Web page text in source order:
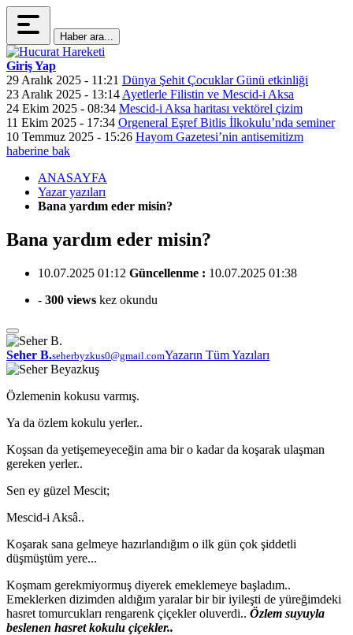
Haber ara...
Giriş Yap
29 Aralık 2025 - 11:21 Dünya Şehit Çocuklar Günü etkinliği
23 Aralık 2025 - 13:14 Ayetlerle Filistin ve Mescid-i Aksa
24 Ekim 2025 - 08:34 Mescid-i Aksa haritası vektörel çizim
11 Ekim 2025 - 17:34 Orgeneral Eşref Bitlis İlkokulu’nda seminer
10 Temmuz 2025 - 15:26 Hayom Gazetesi’nin antisemitizm
haberine bak
ANASAYFA
Yazar yazıları
Bana yardım eder misin?
Bana yardım eder misin?
10.07.2025 01:12 Güncellenme : 10.07.2025 01:38
- 300 views kez okundu
Seher B.seherbyzkus0@gmail.comYazarın Tüm Yazıları
Özlemenin kokusu varmış.
Ya da özlem kokulu yerler..
Koşsan da yetişemeyeceğin ama bir o kadar da koşarak ulaşman
gereken yerler..
Sen ey güzel Mescit;
Mescid-i Aksâ..
Koşarak sana gelmeye hazırlandığım o ilk gün çok şiddetli
düşmüştüm yere...
Koşmam gerekmiyormuş diyerek emeklemeye başladım..
Emeklerken dizimden aldığım yaralar bir bir iyileşti de yüreğimdeki
hasret tomurcukları rengarenk çiçekler oluverdi.. Özlem suyuyla
beslenen hasret kokulu çiçekler..